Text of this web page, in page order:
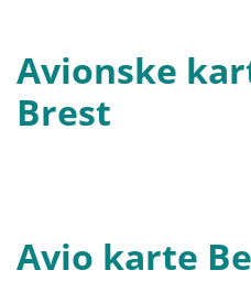
Avionske
Brest
Avio karte